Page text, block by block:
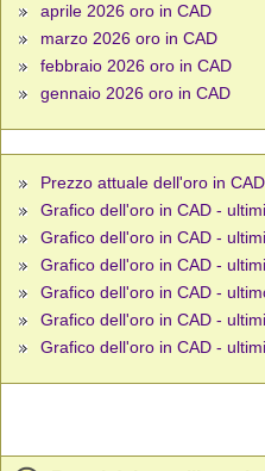
aprile 2026 oro in CAD
marzo 2026 oro in CAD
febbraio 2026 oro in CAD
gennaio 2026 oro in CAD
Prezzo attuale dell'oro in CAD
Grafico dell'oro in CAD -
Grafico dell'oro in CAD -
Grafico dell'oro in CAD -
Grafico dell'oro in CAD -
Grafico dell'oro in CAD -
Grafico dell'oro in CAD -